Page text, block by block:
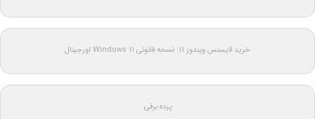
خرید لایسنس ویندوز 11: نسخه قانونی Windows 11 اورجینال
پرده برقی